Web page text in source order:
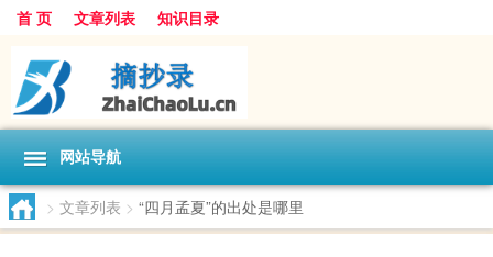
首 页 文章列表 知识目录
网站导航
> 文章列表 > “四月孟夏”的出处是哪里